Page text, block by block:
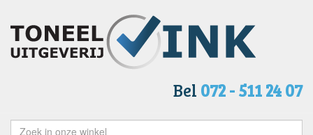
Bel 072 - 511 24 07